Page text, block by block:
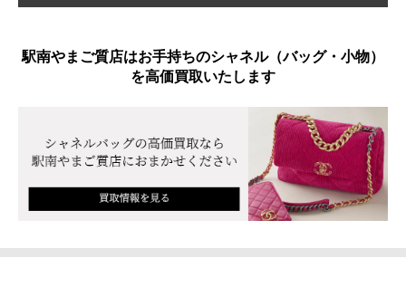
駅南やまご質店はお手持ちのシャネル（バッグ・小物）
を高価買取いたします